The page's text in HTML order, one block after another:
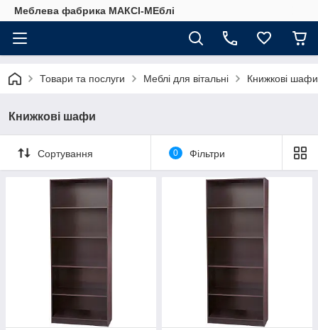
Меблева фабрика МАКСІ-МЕблі
Товари та послуги Меблі для вітальні Книжкові шафи
Книжкові шафи
Сортування 0 Фільтри